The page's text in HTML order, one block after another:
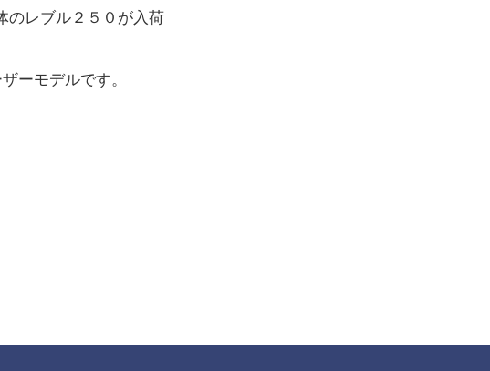
のレブル２５０が入荷
ーモデルです。